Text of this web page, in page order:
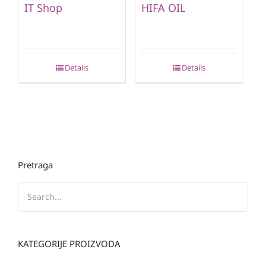
IT Shop
Details
HIFA OIL
Details
Pretraga
KATEGORIJE PROIZVODA